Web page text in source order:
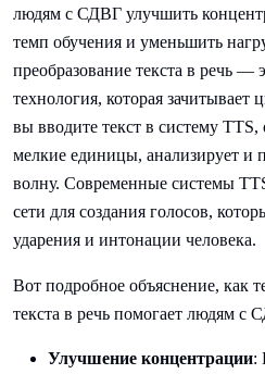
людям с СДВГ улучшить
темп обучения и уменьшить
преобразование текста в речь —
технология, которая зачитывает
вы вводите текст в систему TTS,
мелкие единицы, анализирует и
волну. Современные системы
сети для создания голосов,
ударения и интонации человека.
Вот подробное объяснение, как
текста в речь помогает людям с
Улучшение концентрации: